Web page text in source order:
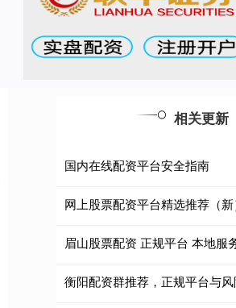
相关更新
国内在线配资平台安全指南
网上股票配资平台精选推荐（新
眉山股票配资 正规平台 本地服
衡阳配资群推荐，正规平台与